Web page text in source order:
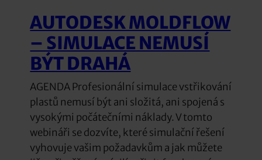
AUTODESK MOLDFLOW
– SIMULACE NEMUSÍ
BÝT DRAHÁ
AGENDA Profesionální simulace vstřikování
plastů nemusí být ani složitá, ani spojená s
vysokými počátečními náklady. V tomto
webináři se dozvíte, které simulační řešení
vyhovuje vašim požadavkům a jak můžete